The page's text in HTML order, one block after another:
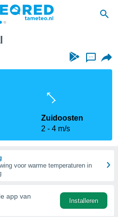
...
Zuidoosten
2
4 m/s
voor warme temperaturen in
app van
Installeren